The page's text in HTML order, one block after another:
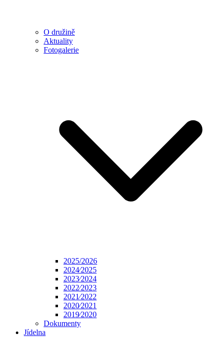
O družině
Aktuality
Fotogalerie
2025/2026
2024⁄2025
2023⁄2024
2022⁄2023
2021⁄2022
2020⁄2021
2019⁄2020
Dokumenty
Jídelna